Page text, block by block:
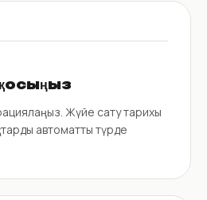
Жүйе сату тарихы
автоматты түрде